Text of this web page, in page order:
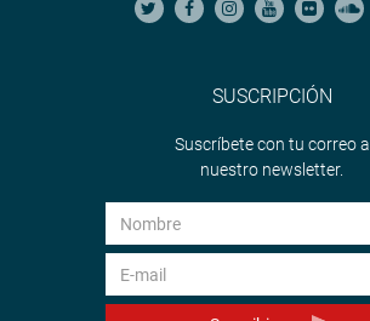
SUSCRIPCIÓN
Suscríbete con tu correo a
nuestro newsletter.